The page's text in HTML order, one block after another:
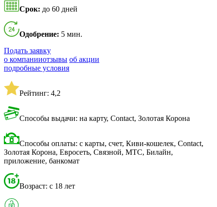
Срок: до 60 дней
Одобрение: 5 мин.
Подать заявку
о компанииотзывы об акции
подробные условия
Рейтинг: 4,2
Способы выдачи: на карту, Contact, Золотая Корона
Способы оплаты: с карты, счет, Киви-кошелек, Contact,
Золотая Корона, Евросеть, Связной, МТС, Билайн,
приложение, банкомат
Возраст: с 18 лет